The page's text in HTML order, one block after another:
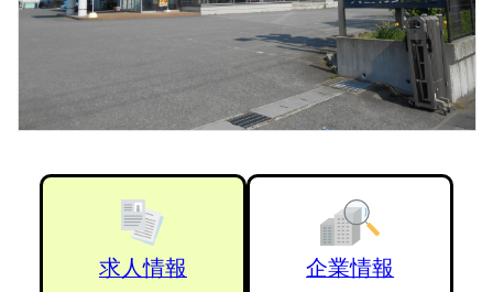
求人情報 企業情報